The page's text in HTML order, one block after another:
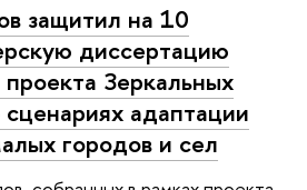
защитил на 10
диссертацию
Зеркальных
адаптации
городов и сел